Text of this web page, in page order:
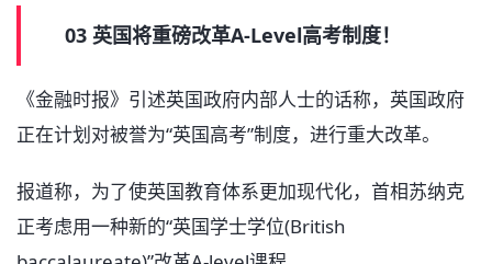
03 英国将重磅改革A-Level高考制度！
《金融时报》引述英国政府内部人士的话称，英国政府
正在计划对被誉为“英国高考”制度，进行重大改革。
报道称，为了使英国教育体系更加现代化，首相苏纳克
正考虑用一种新的“英国学士学位(British